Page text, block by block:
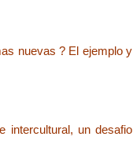
nuevas ? El ejemplo y
intercultural, un desafio